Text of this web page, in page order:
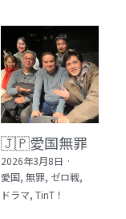
🇯🇵愛国無罪
2026年3月8日 ·
愛国, 無罪, ゼロ戦,
ドラマ, TinT！